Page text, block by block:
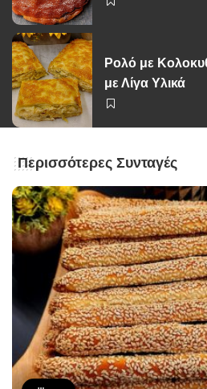
Ρολό με
με Λίγα Υλικά
Περισσότερες Συνταγές